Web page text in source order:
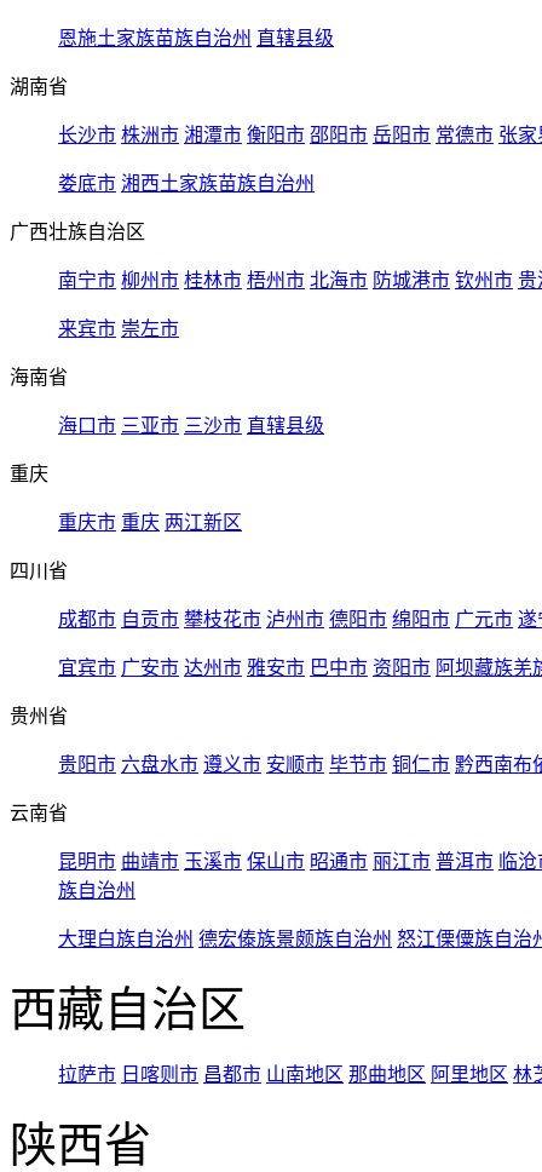
恩施土家族苗族自治州 直辖县级
湖南省
长沙市 株洲市 湘潭市 衡阳市 邵阳市 岳阳市 常德市 张家
娄底市 湘西土家族苗族自治州
广西壮族自治区
南宁市 柳州市 桂林市 梧州市 北海市 防城港市 钦州市 贵
来宾市 崇左市
海南省
海口市 三亚市 三沙市 直辖县级
重庆
重庆市 重庆 两江新区
四川省
成都市 自贡市 攀枝花市 泸州市 德阳市 绵阳市 广元市 遂
宜宾市 广安市 达州市 雅安市 巴中市 资阳市 阿坝藏族羌
贵州省
贵阳市 六盘水市 遵义市 安顺市 毕节市 铜仁市 黔西南布
云南省
昆明市 曲靖市 玉溪市 保山市 昭通市 丽江市 普洱市 临
族自治州
大理白族自治州 德宏傣族景颇族自治州 怒江傈僳族自治
西藏自治区
拉萨市 日喀则市 昌都市 山南地区 那曲地区 阿里地区 林
陕西省